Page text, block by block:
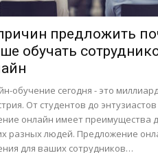
предложить
обучать
обучение сегодня - это
От студентов до
онлайн имеет преимущества
разных людей. Предложение
для ваших сотрудников…